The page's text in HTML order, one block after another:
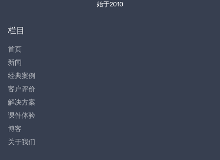
始于2010
栏目
首页
新闻
经典案例
客户评价
解决方案
课件体验
博客
关于我们